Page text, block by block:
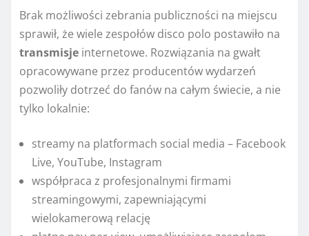
Brak możliwości zebrania publiczności na miejscu
sprawił, że wiele zespołów disco polo postawiło na
transmisje internetowe. Rozwiązania na gwałt
opracowywane przez producentów wydarzeń
pozwoliły dotrzeć do fanów na całym świecie, a nie
tylko lokalnie:
streamy na platformach social media – Facebook
Live, YouTube, Instagram
współpraca z profesjonalnymi firmami
streamingowymi, zapewniającymi
wielokamerową relację